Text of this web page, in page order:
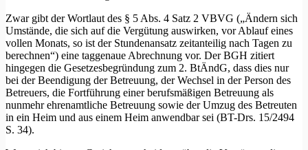
Zwar gibt der Wortlaut des § 5 Abs. 4 Satz 2 VBVG („Ändern sich
Umstände, die sich auf die Vergütung auswirken, vor Ablauf eines
vollen Monats, so ist der Stundenansatz zeitanteilig nach Tagen zu
berechnen“) eine taggenaue Abrechnung vor. Der BGH zitiert
hingegen die Gesetzesbegründung zum 2. BtÄndG, dass dies nur
bei der Beendigung der Betreuung, der Wechsel in der Person des
Betreuers, die Fortführung einer berufsmäßigen Betreuung als
nunmehr ehrenamtliche Betreuung sowie der Umzug des Betreuten
in ein Heim und aus einem Heim anwendbar sei (BT-Drs. 15/2494
S. 34).